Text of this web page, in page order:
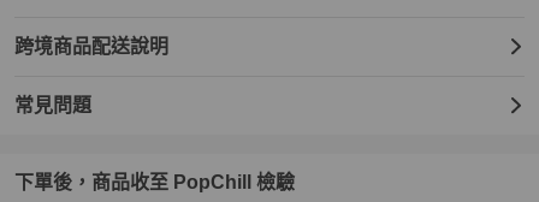
跨境商品配送說明
常見問題
下單後，商品收至 PopChill 檢驗